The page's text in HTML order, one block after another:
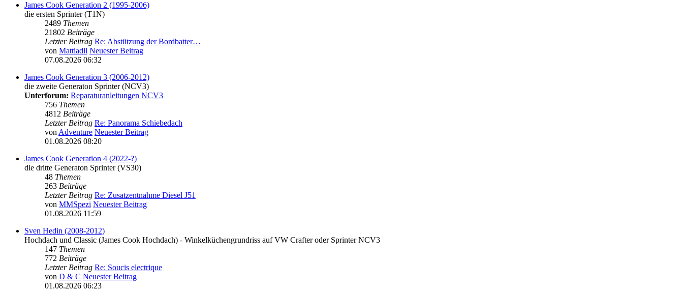
James Cook Generation 2 (1995-2006)
die ersten Sprinter (T1N)
2489 Themen
21802 Beiträge
Letzter Beitrag Re: Abstützung der Bordbatter…
von Mattiadll Neuester Beitrag
07.08.2026 06:32
James Cook Generation 3 (2006-2012)
die zweite Generaton Sprinter (NCV3)
Unterforum: Reparaturanleitungen NCV3
756 Themen
4812 Beiträge
Letzter Beitrag Re: Panorama Schiebedach
vonAdventure Neuester Beitrag
01.08.2026 08:20
James Cook Generation 4 (2022-?)
die dritte Generaton Sprinter (VS30)
48 Themen
263 Beiträge
Letzter Beitrag Re: Zusatzentnahme Diesel J51
von MMSpezi Neuester Beitrag
01.08.2026 11:59
Sven Hedin (2008-2012)
Hochdach und Classic (James Cook Hochdach) - Winkelküchengrundriss auf VW Crafter oder Sprinter NCV3
147 Themen
772 Beiträge
Letzter Beitrag Re: Soucis electrique
von D & C Neuester Beitrag
01.08.2026 06:23